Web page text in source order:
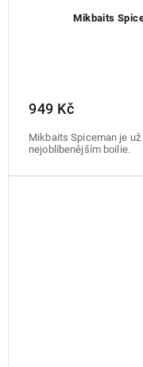
Mikbaits
949 Kč
Mikbaits Spiceman je
nejoblíbenějším boilie.